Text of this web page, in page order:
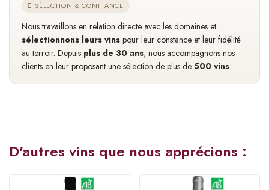
SÉLECTION & CONFIANCE
Nous travaillons en relation directe avec les domaines et
sélectionnons leurs vins pour leur constance et leur fidélité
au terroir. Depuis plus de 30 ans, nous accompagnons nos
clients en leur proposant une sélection de plus de 500 vins.
D'autres vins que nous apprécions :